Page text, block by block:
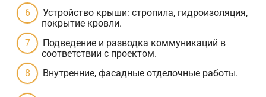
Устройство крыши: стропила, гидроизоляция,
покрытие кровли.
Подведение и разводка коммуникаций в
соответствии с проектом.
Внутренние, фасадные отделочные работы.